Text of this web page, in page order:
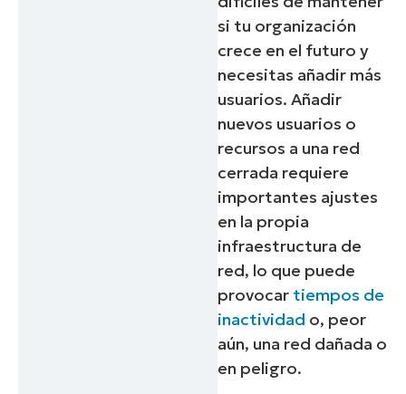
si tu organización
crece en el futuro y
necesitas añadir más
usuarios. Añadir
nuevos usuarios o
recursos a una red
cerrada requiere
importantes ajustes
en la propia
infraestructura de
red, lo que puede
provocar tiempos de
inactividad o, peor
aún, una red dañada o
en peligro.